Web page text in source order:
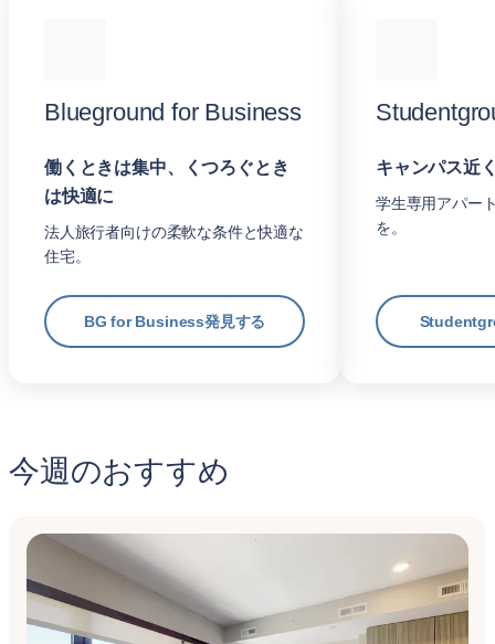
Blueground for Business
働くときは集中、くつろぐとき
は快適に
法人旅行者向けの柔軟な条件と快適な
住宅。
BG for Business発見する
キャンパス近
学生専用アパー
を。
今週のおすすめ